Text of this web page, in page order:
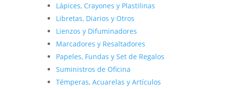
Lápices, Crayones y Plastilinas
Libretas, Diarios y Otros
Lienzos y Difuminadores
Marcadores y Resaltadores
Papeles, Fundas y Set de Regalos
Suministros de Oficina
Témperas, Acuarelas y Artículos